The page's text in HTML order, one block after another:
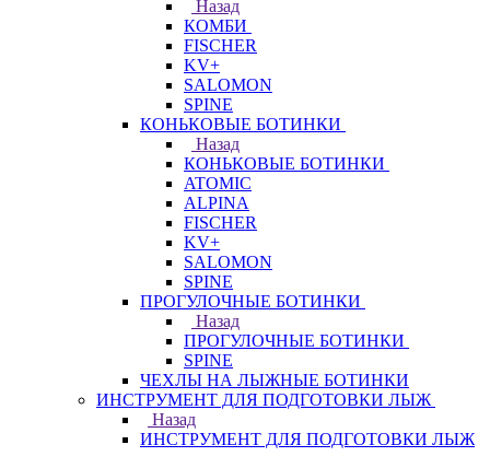
Назад
КОМБИ
FISCHER
KV+
SALOMON
SPINE
КОНЬКОВЫЕ БОТИНКИ
Назад
КОНЬКОВЫЕ БОТИНКИ
ATOMIC
ALPINA
FISCHER
KV+
SALOMON
SPINE
ПРОГУЛОЧНЫЕ БОТИНКИ
Назад
ПРОГУЛОЧНЫЕ БОТИНКИ
SPINE
ЧЕХЛЫ НА ЛЫЖНЫЕ БОТИНКИ
ИНСТРУМЕНТ ДЛЯ ПОДГОТОВКИ ЛЫЖ
Назад
ИНСТРУМЕНТ ДЛЯ ПОДГОТОВКИ ЛЫЖ